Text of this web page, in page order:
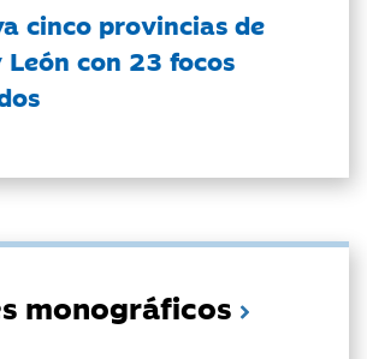
cinco provincias de
con 23 focos
monográficos